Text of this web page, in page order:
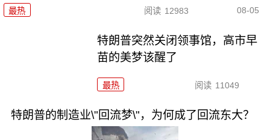
最热 阅读 12983 08-05
特朗普突然关闭领事馆，高市早
苗的美梦该醒了
最热 阅读 11049
特朗普的制造业\"回流梦\"，为何成了回流东大？